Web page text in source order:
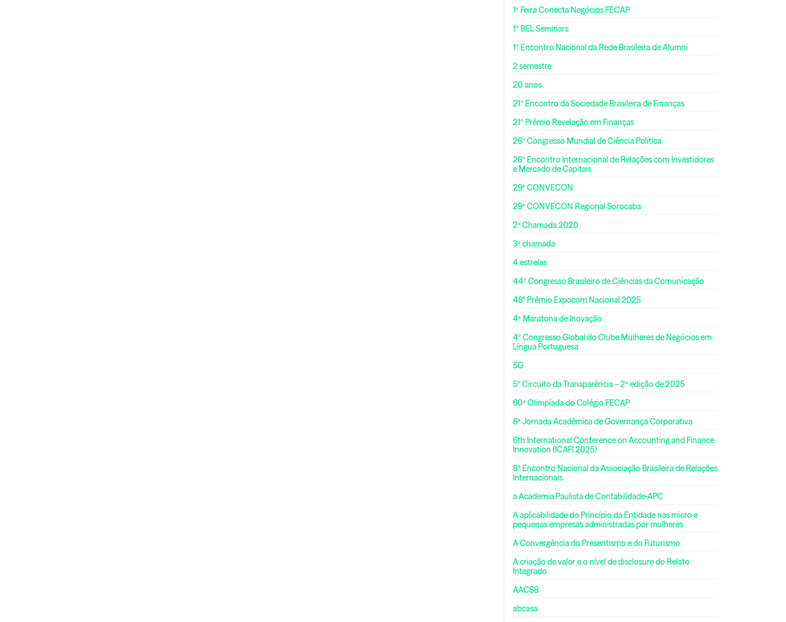
1ª Feira Conecta Negócios FECAP
1º BEL Seminars
1º Encontro Nacional da Rede Brasileira de Alumni
2 semestre
20 anos
21º Encontro da Sociedade Brasileira de Finanças
21º Prêmio Revelação em Finanças
26º Congresso Mundial de Ciência Política
26º Encontro Internacional de Relações com Investidores
e Mercado de Capitais
29ª CONVECON
29ª CONVECON Regional Sorocaba
2ª Chamada 2020
3ª chamada
4 estrelas
44º Congresso Brasileiro de Ciências da Comunicação
48° Prêmio Expocom Nacional 2025
4ª Maratona de Inovação
4º Congresso Global do Clube Mulheres de Negócios em
Língua Portuguesa
5G
5º Circuito da Transparência – 2ª edição de 2025
60ª Olimpíada do Colégio FECAP
6ª Jornada Acadêmica de Governança Corporativa
6th International Conference on Accounting and Finance
Innovation (ICAFI 2025)
8º Encontro Nacional da Associação Brasileira de Relações
Internacionais
a Academia Paulista de Contabilidade-APC
A aplicabilidade do Princípio da Entidade nas micro e
pequenas empresas administradas por mulheres
A Convergência do Presentismo e do Futurismo
A criação de valor e o nível de disclosure do Relato
Integrado
AACSB
abcasa